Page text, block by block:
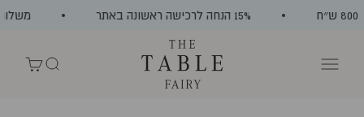
דילוג לתוכן 15% הנחה לרכישה ראשונה באתר משלוח
עגלת קניות
חיפוש
The Table Fairy
תפריט